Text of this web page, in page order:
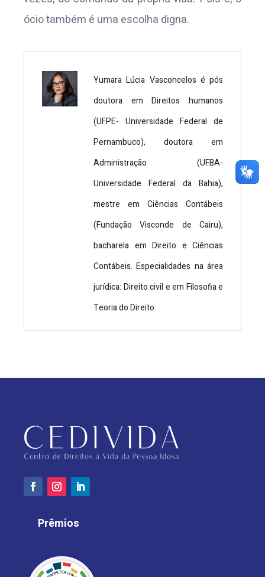
ócio também é uma escolha digna.
Yumara Lúcia Vasconcelos é pós
doutora em Direitos humanos
(UFPE- Universidade Federal de
Pernambuco), doutora em
Administração (UFBA-
Universidade Federal da Bahia),
mestre em Ciências Contábeis
(Fundação Visconde de Cairu),
bacharela em Direito e Ciências
Contábeis. Especialidades na área
jurídica: Direito civil e em Filosofia e
Teoria do Direito.
Prêmios